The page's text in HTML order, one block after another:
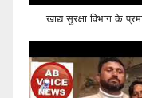
खाद्य सुरक्षा विभाग के